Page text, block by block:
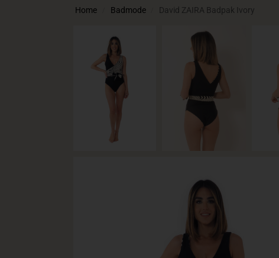
Home Badmode David ZAIRA Badpak Ivory